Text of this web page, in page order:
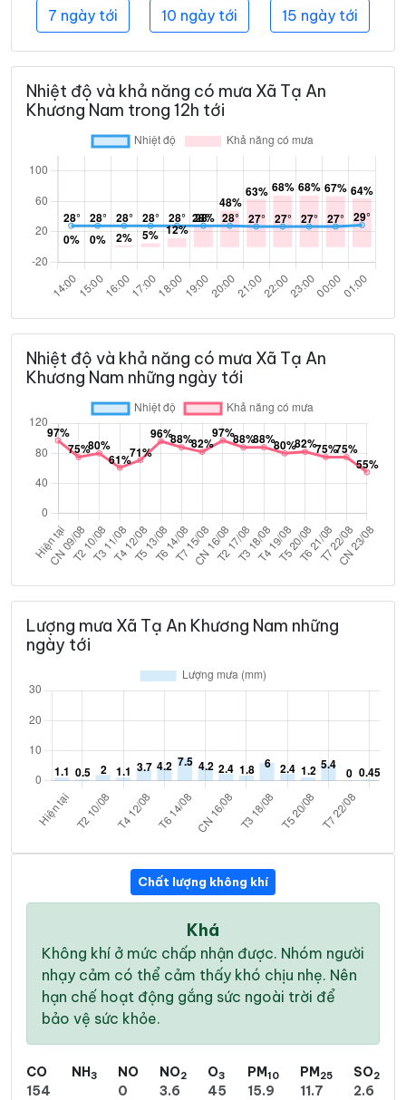
7 ngày tới 10 ngày tới 15 ngày tới
Nhiệt độ và khả năng có mưa Xã Tạ An
Khương Nam trong 12h tới
Nhiệt độ và khả năng có mưa Xã Tạ An
Khương Nam những ngày tới
Lượng mưa Xã Tạ An Khương Nam những
ngày tới
Chất lượng không khí
Khá
Không khí ở mức chấp nhận được. Nhóm người
nhạy cảm có thể cảm thấy khó chịu nhẹ. Nên
hạn chế hoạt động gắng sức ngoài trời để
bảo vệ sức khỏe.
CO
154
NH3
NO
0
NO2
3.6
O3
45
PM10
15.9
PM25
11.7
SO2
2.6